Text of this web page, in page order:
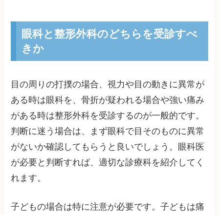
眼科と整形外科のどちらを受診すべ
きか
目の周りの打撲の場合、視力や目の動きに異常が
ある時は眼科を、骨折が疑われる場合や強い痛み
がある時は整形外科を受診するのが一般的です。
判断に迷う場合は、まず眼科で目そのものに異常
がないか確認してもらうと良いでしょう。眼科医
が必要と判断すれば、適切な診療科を紹介してく
れます。
子どもの場合は特に注意が必要です。子どもは痛